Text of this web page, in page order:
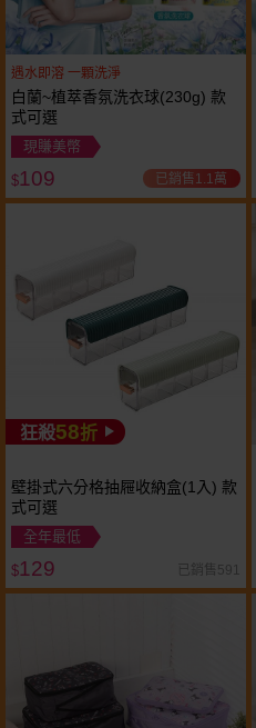
遇水即溶 一顆洗淨
白蘭~植萃香氛洗衣球(230g) 款
式可選
現賺美幣
$109 已銷售1.1萬
狂殺58折
壁掛式六分格抽屜收納盒(1入) 款
式可選
全年最低
$129 已銷售591